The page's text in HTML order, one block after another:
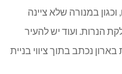
במנורה שלא ציינה
הנרות. ועוד יש להעיר
נכתב בתוך ציווי בניית